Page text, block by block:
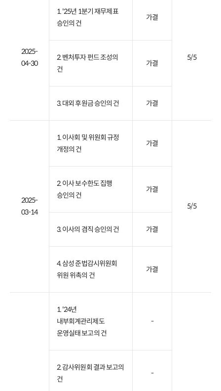
2025-
04-30
1. '25년 1분기 재무제표
승인의 건
가결
5/5
2. 벤처투자 펀드 조성의
건
가결
3. 대외 후원금 승인의 건 가결
2025-
03-14
1. 이사회 및 위원회 규정
개정의 건
가결
5/5
2. 이사 보수한도 집행
승인의 건
가결
3. 이사의 겸직 승인의 건 가결
4. 삼성 준법감시위원회
위원 위촉의 건
가결
1. '24년
내부회계관리제도
운영실태 보고의 건
-
2. 감사위원회 결과 보고의
건
-